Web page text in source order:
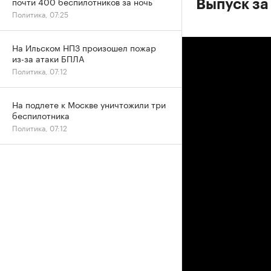
Выпуск
Политика, 07:25
На Ильском НПЗ произошел пожар
из-за атаки БПЛА
Политика, 07:12
На подлете к Москве уничтожили три
беспилотника
Политика, 07:12